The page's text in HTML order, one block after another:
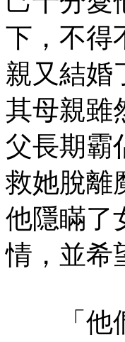
下，不得
親又結婚
其母親雖
父長期霸
救她脫離
他隱瞞了
情，並希
「他們